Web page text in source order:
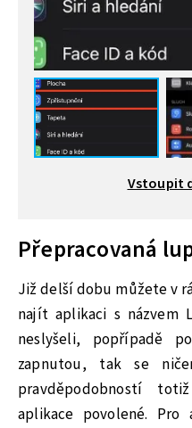
Vstoupit
Přepracovaná
Již delší dobu můžete v
najít aplikaci s názvem
neslyšeli, popřípadě
zapnutou, tak se
pravděpodobností
aplikace povolené.